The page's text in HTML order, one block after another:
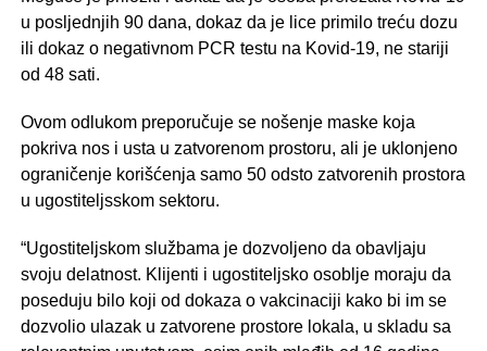
u posljednjih 90 dana, dokaz da je lice primilo treću dozu
ili dokaz o negativnom PCR testu na Kovid-19, ne stariji
od 48 sati.
Ovom odlukom preporučuje se nošenje maske koja
pokriva nos i usta u zatvorenom prostoru, ali je uklonjeno
ograničenje korišćenja samo 50 odsto zatvorenih prostora
u ugostiteljsskom sektoru.
“Ugostiteljskom službama je dozvoljeno da obavljaju
svoju delatnost. Klijenti i ugostiteljsko osoblje moraju da
poseduju bilo koji od dokaza o vakcinaciji kako bi im se
dozvolio ulazak u zatvorene prostore lokala, u skladu sa